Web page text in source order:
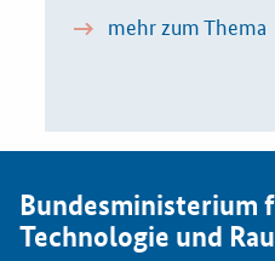
mehr zum Thema
Bundesministerium
Technologie und